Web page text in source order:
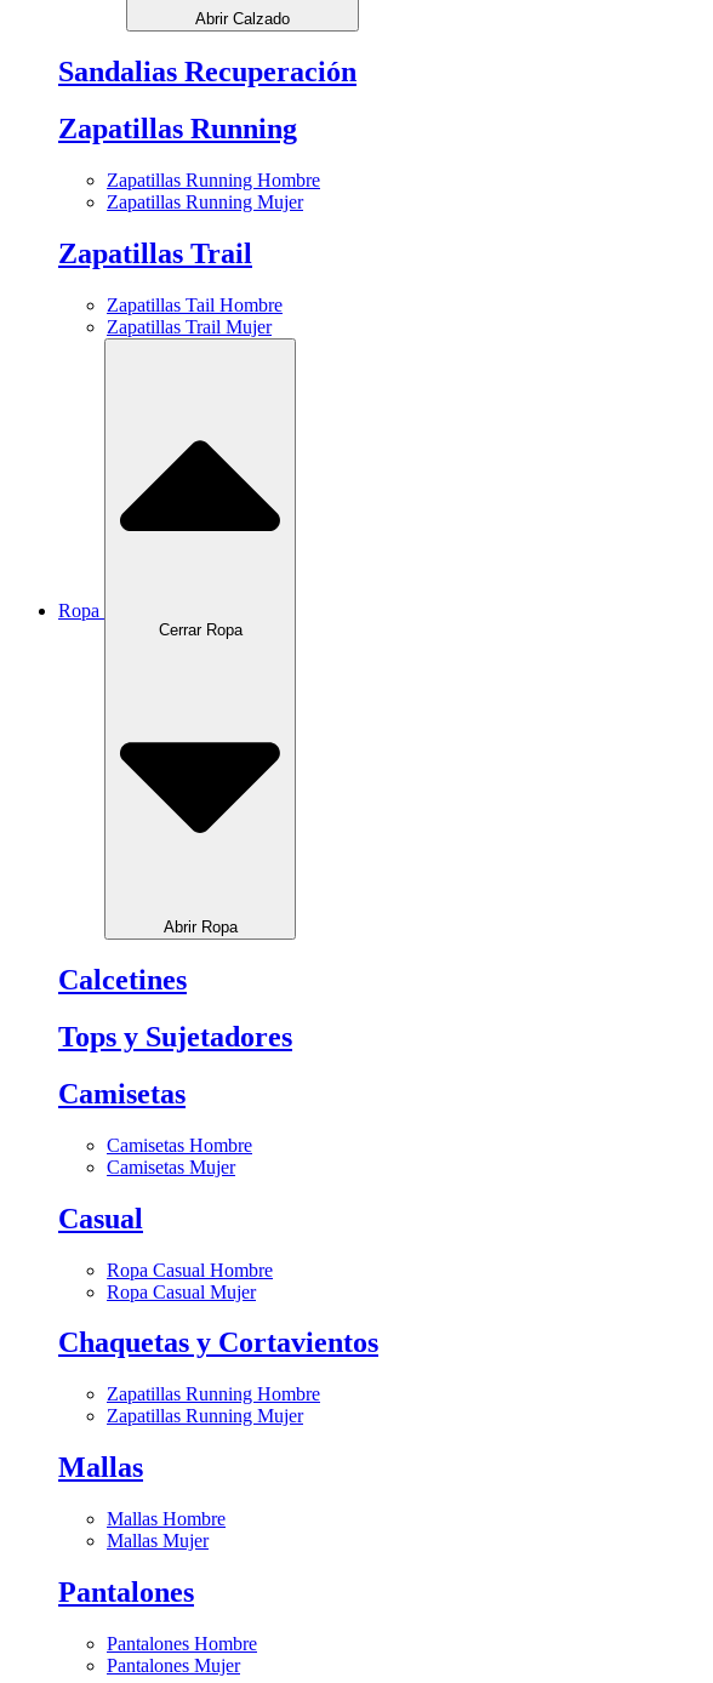
Abrir Calzado
Sandalias Recuperación
Zapatillas Running
Zapatillas Running Hombre
Zapatillas Running Mujer
Zapatillas Trail
Zapatillas Tail Hombre
Zapatillas Trail Mujer
Ropa
Cerrar Ropa
Abrir Ropa
Calcetines
Tops y Sujetadores
Camisetas
Camisetas Hombre
Camisetas Mujer
Casual
Ropa Casual Hombre
Ropa Casual Mujer
Chaquetas y Cortavientos
Zapatillas Running Hombre
Zapatillas Running Mujer
Mallas
Mallas Hombre
Mallas Mujer
Pantalones
Pantalones Hombre
Pantalones Mujer